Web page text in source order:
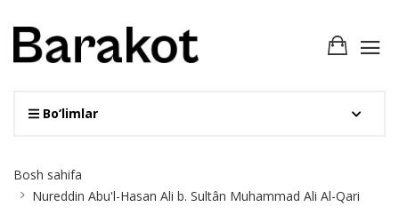
Bo‘limlar
Breadcrumb
Bosh sahifa
Nureddin Abu'l-Hasan Ali b. Sultân Muhammad Ali Al-Qari